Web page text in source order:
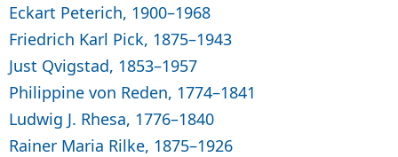
Eckart Peterich, 1900–1968
Friedrich Karl Pick, 1875–1943
Just Qvigstad, 1853–1957
Philippine von Reden, 1774–1841
Ludwig J. Rhesa, 1776–1840
Rainer Maria Rilke, 1875–1926